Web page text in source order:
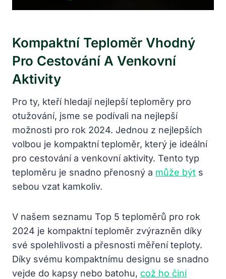
Kompaktní Teploměr Vhodný
Pro Cestování A Venkovní
Aktivity
Pro ty, kteří hledají nejlepší teploměry pro
otužování, jsme se podívali na nejlepší
možnosti pro rok 2024. Jednou z nejlepších
volbou je kompaktní teploměr, který je ideální
pro cestování a venkovní aktivity. Tento typ
teploměru je snadno přenosný a může být s
sebou vzat kamkoliv.
V našem seznamu Top 5 teploměrů pro rok
2024 je kompaktní teploměr zvýrazněn díky
své spolehlivosti a přesnosti měření teploty.
Díky svému kompaktnímu designu se snadno
vejde do kapsy nebo batohu, což ho činí